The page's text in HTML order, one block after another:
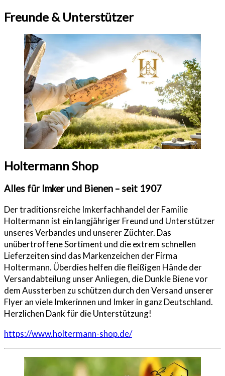
Freunde & Unterstützer
Holtermann Shop
Alles für Imker und Bienen – seit 1907
Der traditionsreiche Imkerfachhandel der Familie
Holtermann ist ein langjähriger Freund und Unterstützer
unseres Verbandes und unserer Züchter. Das
unübertroffene Sortiment und die extrem schnellen
Lieferzeiten sind das Markenzeichen der Firma
Holtermann. Überdies helfen die fleißigen Hände der
Versandabteilung unser Anliegen, die Dunkle Biene vor
dem Aussterben zu schützen durch den Versand unserer
Flyer an viele Imkerinnen und Imker in ganz Deutschland.
Herzlichen Dank für die Unterstützung!
https://www.holtermann-shop.de/